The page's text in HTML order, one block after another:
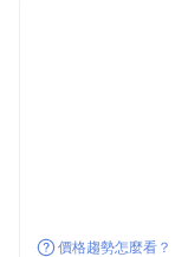
價格趨勢怎麼看？